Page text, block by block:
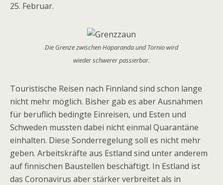
25. Februar.
Die Grenze zwischen Haparanda und Tornio wird
wieder schwerer passierbar.
Touristische Reisen nach Finnland sind schon lange
nicht mehr möglich. Bisher gab es aber Ausnahmen
für beruflich bedingte Einreisen, und Esten und
Schweden mussten dabei nicht einmal Quarantäne
einhalten. Diese Sonderregelung soll es nicht mehr
geben. Arbeitskräfte aus Estland sind unter anderem
auf finnischen Baustellen beschäftigt. In Estland ist
das Coronavirus aber stärker verbreitet als in